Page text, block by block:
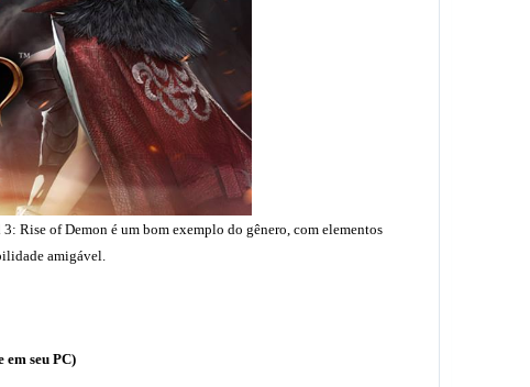
Rise of Demon é um bom exemplo do gênero, com elementos
amigável.
seu PC)